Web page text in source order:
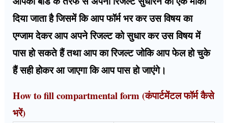
दिया जाता है जिसमें कि आप फॉर्म भर कर उस विषय का
एग्जाम देकर आप अपने रिजल्ट को सुधार कर उस विषय में
पास हो सकते हैं तथा आप का रिजल्ट जोकि आप फेल हो चुके
हैं सही होकर आ जाएगा कि आप पास हो जाएंगे।
How to fill compartmental form (कंपार्टमेंटल फॉर्म कैसे
भरें)